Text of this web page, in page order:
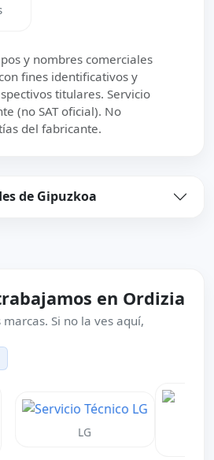
y nombres comerciales
fines identificativos y
titulares. Servicio
(no SAT oficial). No
del fabricante.
de Gipuzkoa
en Ordizia
Si no la ves aquí,
Gaggenau